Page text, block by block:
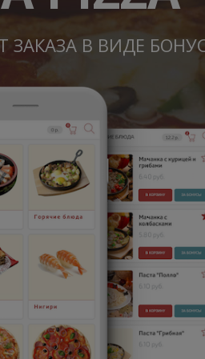
ЗАКАЗА В ВИДЕ